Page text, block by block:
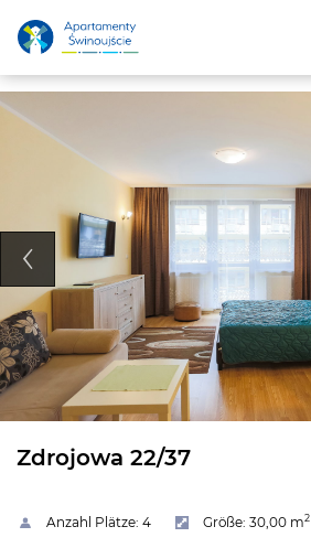
Zdrojowa 22/37
Anzahl Plätze: 4 Größe: 30,00 m2